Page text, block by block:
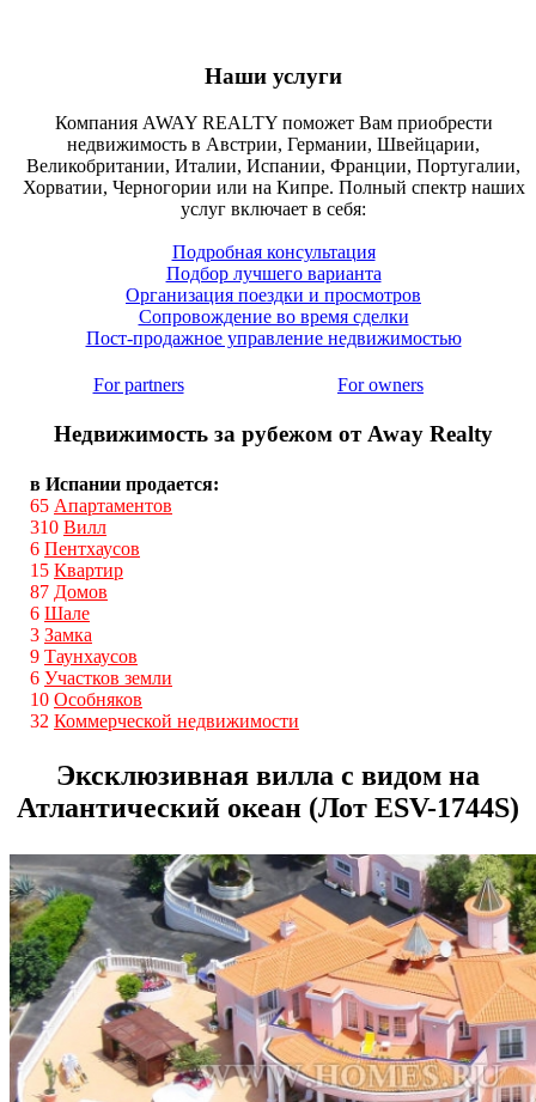
Наши услуги
Компания AWAY REALTY поможет Вам приобрести
недвижимость в Австрии, Германии, Швейцарии,
Великобритании, Италии, Испании, Франции, Португалии,
Хорватии, Черногории или на Кипре. Полный спектр наших
услуг включает в себя:
Подробная консультация
Подбор лучшего варианта
Организация поездки и просмотров
Сопровождение во время сделки
Пост-продажное управление недвижимостью
For partners For owners
Недвижимость за рубежом от Away Realty
в Испании продается:
65 Апартаментов
310 Вилл
6 Пентхаусов
15 Квартир
87 Домов
6 Шале
3 Замка
9 Таунхаусов
6 Участков земли
10 Особняков
32 Коммерческой недвижимости
Эксклюзивная вилла с видом на
Атлантический океан (Лот ESV-1744S)